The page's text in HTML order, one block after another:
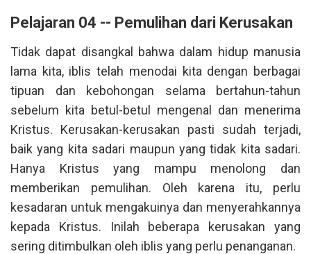
Pelajaran 04 -- Pemulihan dari Kerusakan
Tidak dapat disangkal bahwa dalam hidup manusia
lama kita, iblis telah menodai kita dengan berbagai
tipuan dan kebohongan selama bertahun-tahun
sebelum kita betul-betul mengenal dan menerima
Kristus. Kerusakan-kerusakan pasti sudah terjadi,
baik yang kita sadari maupun yang tidak kita sadari.
Hanya Kristus yang mampu menolong dan
memberikan pemulihan. Oleh karena itu, perlu
kesadaran untuk mengakuinya dan menyerahkannya
kepada Kristus. Inilah beberapa kerusakan yang
sering ditimbulkan oleh iblis yang perlu penanganan.